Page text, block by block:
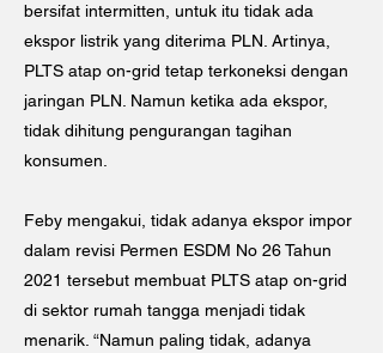
bersifat intermitten, untuk itu tidak ada
ekspor listrik yang diterima PLN. Artinya,
PLTS atap on-grid tetap terkoneksi dengan
jaringan PLN. Namun ketika ada ekspor,
tidak dihitung pengurangan tagihan
konsumen.
Feby mengakui, tidak adanya ekspor impor
dalam revisi Permen ESDM No 26 Tahun
2021 tersebut membuat PLTS atap on-grid
di sektor rumah tangga menjadi tidak
menarik. “Namun paling tidak, adanya